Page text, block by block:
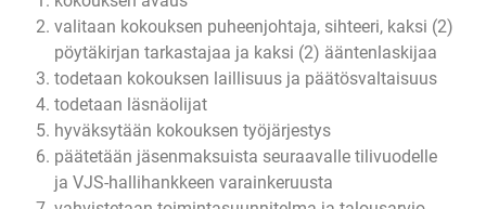
valitaan kokouksen puheenjohtaja, sihteeri, kaksi (2)
pöytäkirjan tarkastajaa ja kaksi (2) ääntenlaskijaa
todetaan kokouksen laillisuus ja päätösvaltaisuus
todetaan läsnäolijat
hyväksytään kokouksen työjärjestys
päätetään jäsenmaksuista seuraavalle tilivuodelle
ja VJS-hallihankkeen varainkeruusta